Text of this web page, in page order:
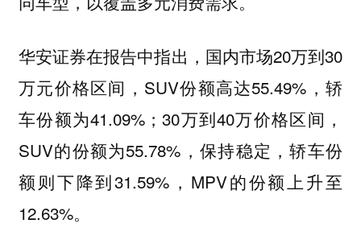
华安证券在报告中指出，国内市场20万到30
万元价格区间，SUV份额高达55.49%，轿
车份额为41.09%；30万到40万价格区间，
SUV的份额为55.78%，保持稳定，轿车份
额则下降到31.59%，MPV的份额上升至
12.63%。